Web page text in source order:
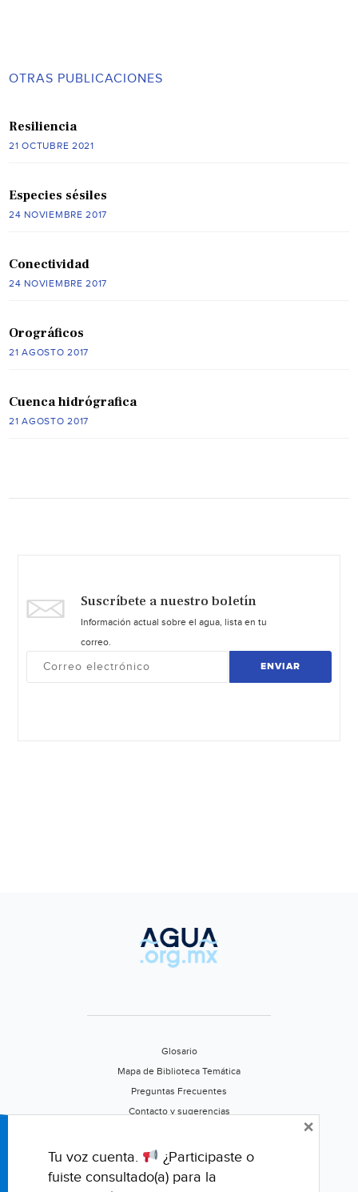
OTRAS PUBLICACIONES
Resiliencia
21 OCTUBRE 2021
Especies sésiles
24 NOVIEMBRE 2017
Conectividad
24 NOVIEMBRE 2017
Orográficos
21 AGOSTO 2017
Cuenca hidrógrafica
21 AGOSTO 2017
Suscríbete a nuestro boletín
Información actual sobre el agua, lista en tu
correo.
ENVIAR
Glosario
Mapa de Biblioteca Temática
Preguntas Frecuentes
Contacto y sugerencias
Califica este portal
Tu voz cuenta.
¿Participaste o
fuiste consultado(a) para la
×